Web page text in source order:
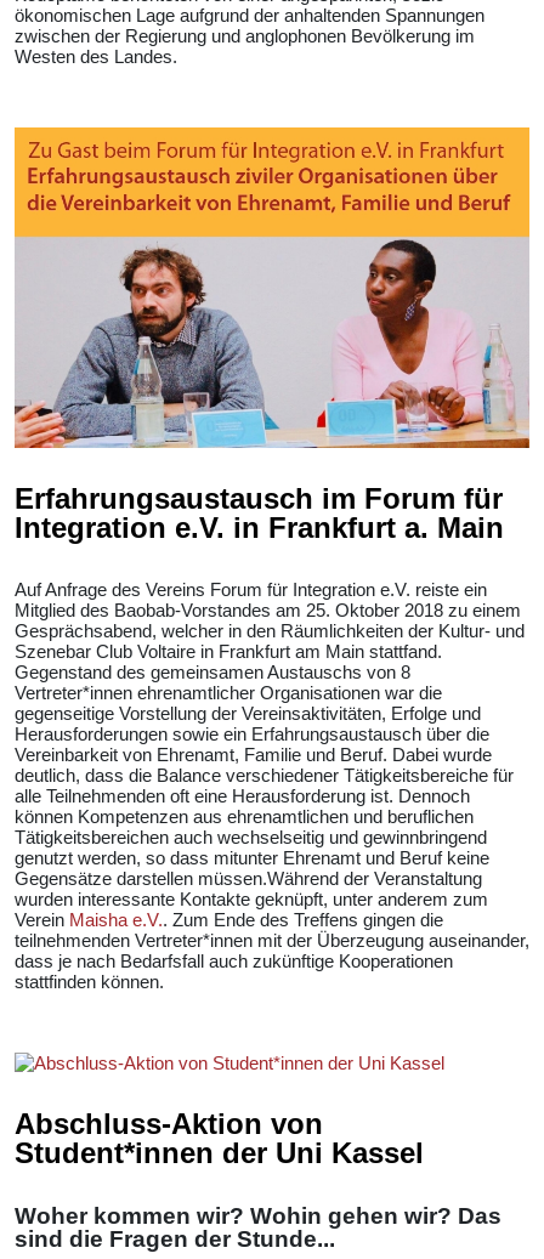
ökonomischen Lage aufgrund der anhaltenden Spannungen
zwischen der Regierung und anglophonen Bevölkerung im
Westen des Landes.
Erfahrungsaustausch im Forum für
Integration e.V. in Frankfurt a. Main
Auf Anfrage des Vereins Forum für Integration e.V. reiste ein
Mitglied des Baobab-Vorstandes am 25. Oktober 2018 zu einem
Gesprächsabend, welcher in den Räumlichkeiten der Kultur- und
Szenebar Club Voltaire in Frankfurt am Main stattfand.
Gegenstand des gemeinsamen Austauschs von 8
Vertreter*innen ehrenamtlicher Organisationen war die
gegenseitige Vorstellung der Vereinsaktivitäten, Erfolge und
Herausforderungen sowie ein Erfahrungsaustausch über die
Vereinbarkeit von Ehrenamt, Familie und Beruf. Dabei wurde
deutlich, dass die Balance verschiedener Tätigkeitsbereiche für
alle Teilnehmenden oft eine Herausforderung ist. Dennoch
können Kompetenzen aus ehrenamtlichen und beruflichen
Tätigkeitsbereichen auch wechselseitig und gewinnbringend
genutzt werden, so dass mitunter Ehrenamt und Beruf keine
Gegensätze darstellen müssen.Während der Veranstaltung
wurden interessante Kontakte geknüpft, unter anderem zum
Verein Maisha e.V.. Zum Ende des Treffens gingen die
teilnehmenden Vertreter*innen mit der Überzeugung auseinander,
dass je nach Bedarfsfall auch zukünftige Kooperationen
stattfinden können.
Abschluss-Aktion von
Student*innen der Uni Kassel
Woher kommen wir? Wohin gehen wir? Das
sind die Fragen der Stunde...